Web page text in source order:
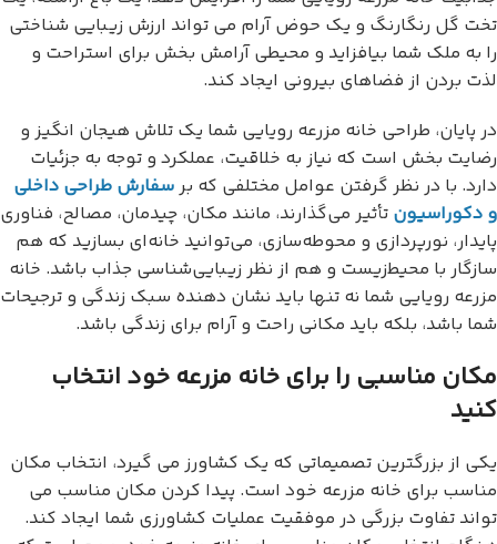
تخت گل رنگارنگ و یک حوض آرام می تواند ارزش زیبایی شناختی
را به ملک شما بیافزاید و محیطی آرامش بخش برای استراحت و
لذت بردن از فضاهای بیرونی ایجاد کند.
در پایان، طراحی خانه مزرعه رویایی شما یک تلاش هیجان انگیز و
رضایت بخش است که نیاز به خلاقیت، عملکرد و توجه به جزئیات
دارد. با در نظر گرفتن عوامل مختلفی که بر سفارش طراحی داخلی
و دکوراسیون تأثیر می‌گذارند، مانند مکان، چیدمان، مصالح، فناوری
پایدار، نورپردازی و محوطه‌سازی، می‌توانید خانه‌ای بسازید که هم
سازگار با محیط‌زیست و هم از نظر زیبایی‌شناسی جذاب باشد. خانه
مزرعه رویایی شما نه تنها باید نشان دهنده سبک زندگی و ترجیحات
شما باشد، بلکه باید مکانی راحت و آرام برای زندگی باشد.
مکان مناسبی را برای خانه مزرعه خود انتخاب
کنید
یکی از بزرگترین تصمیماتی که یک کشاورز می گیرد، انتخاب مکان
مناسب برای خانه مزرعه خود است. پیدا کردن مکان مناسب می
تواند تفاوت بزرگی در موفقیت عملیات کشاورزی شما ایجاد کند.